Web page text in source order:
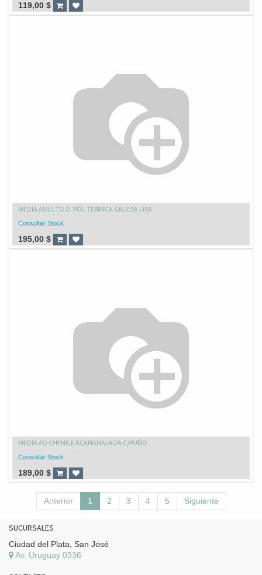
119,00 $
MEDIA ADULTO D. POL TERMICA GRUESA LISA
Consultar Stock
195,00 $
MEDIA AD CHENILE ACANANALADA C/PUÑO
Consultar Stock
189,00 $
Anterior 1 2 3 4 5 Siguiente
SUCURSALES
Ciudad del Plata, San José
Av. Uruguay 0336